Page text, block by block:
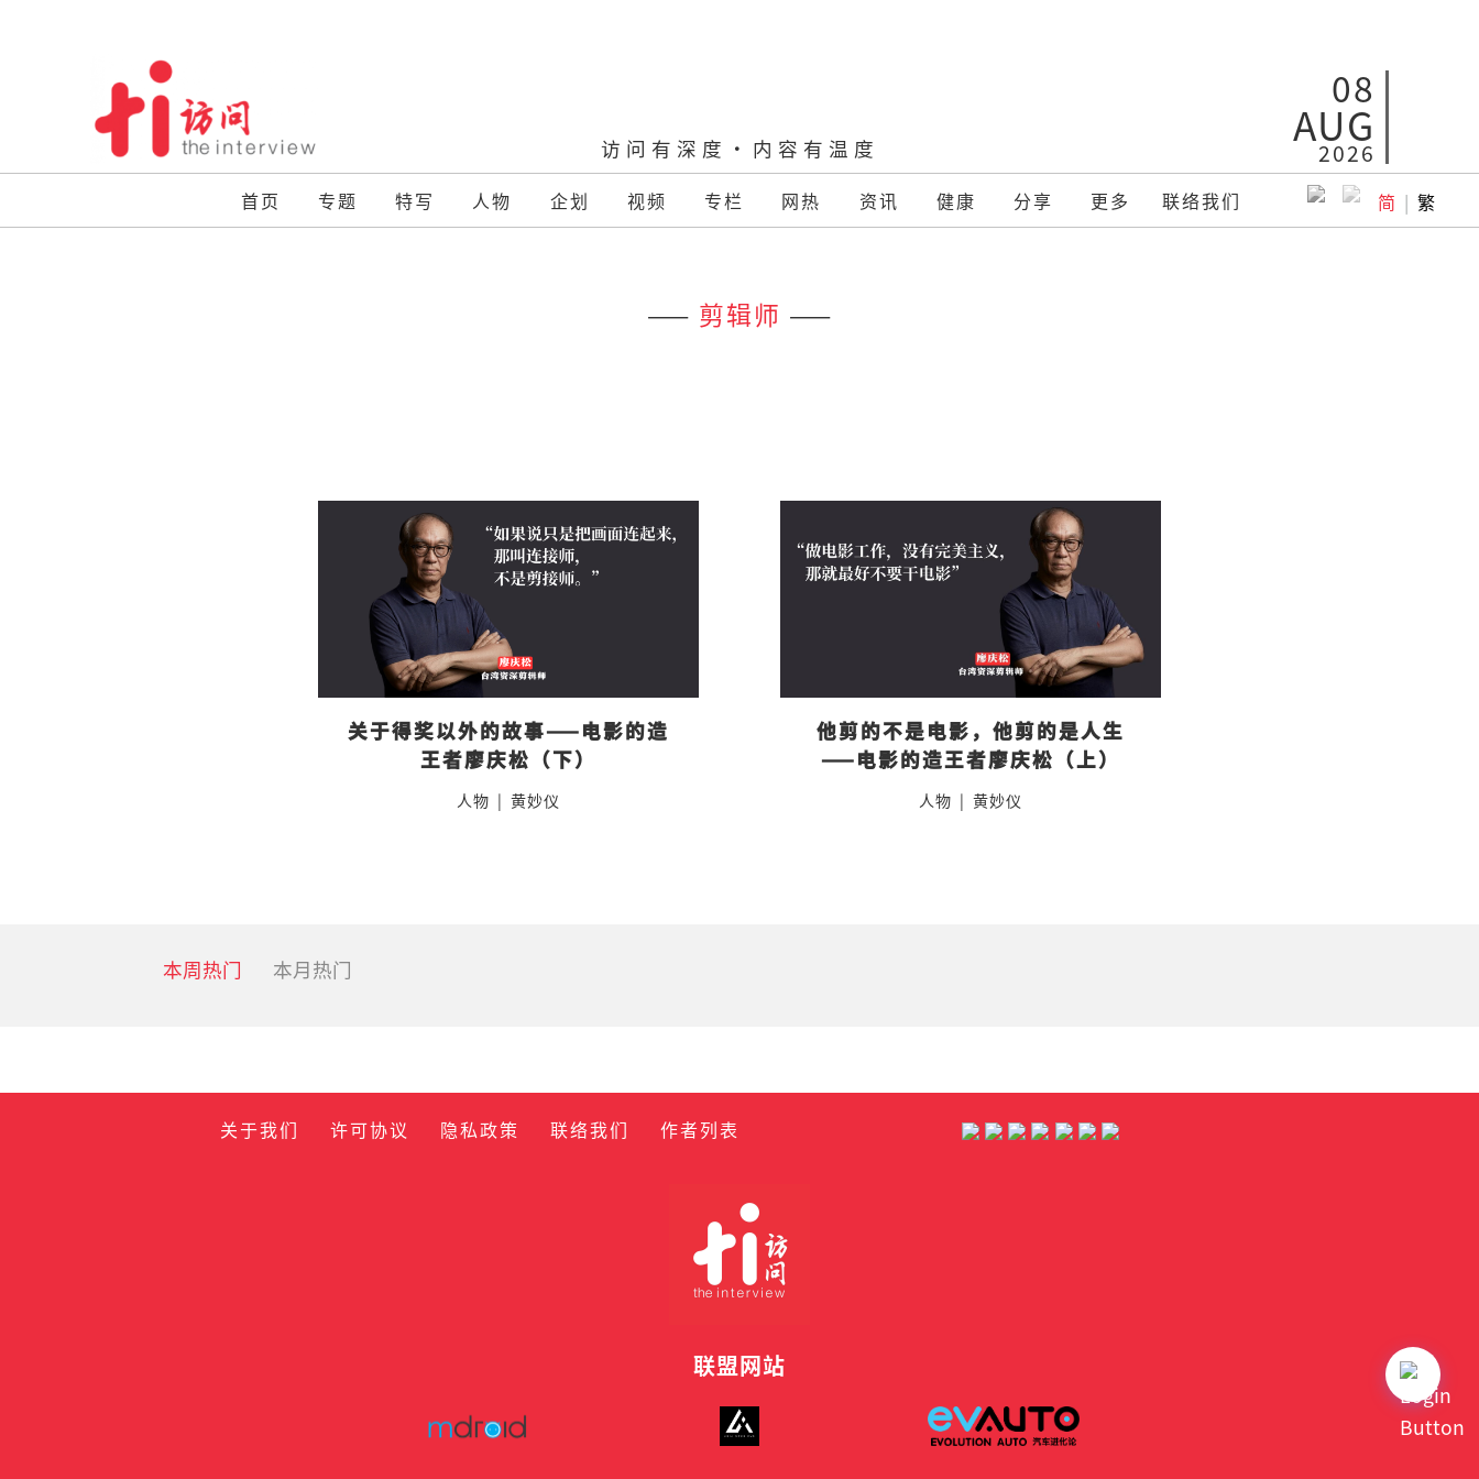
访问有深度·内容有温度
08
AUG
2026
首页 专题 特写 人物 企划 视频 专栏 网热 资讯 健康 分享 更多 联络我们 简 | 繁
—— 剪辑师 ——
关于得奖以外的故事——电影的造
王者廖庆松（下）
人物 | 黄妙仪
他剪的不是电影，他剪的是人生
——电影的造王者廖庆松（上）
人物 | 黄妙仪
本周热门 本月热门
关于我们 许可协议 隐私政策 联络我们 作者列表
联盟网站